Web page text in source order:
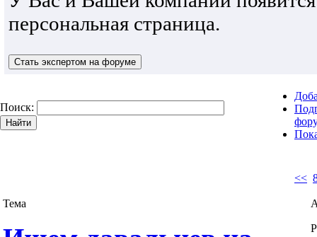
персональная страница.
Поиск:
<<
Тема